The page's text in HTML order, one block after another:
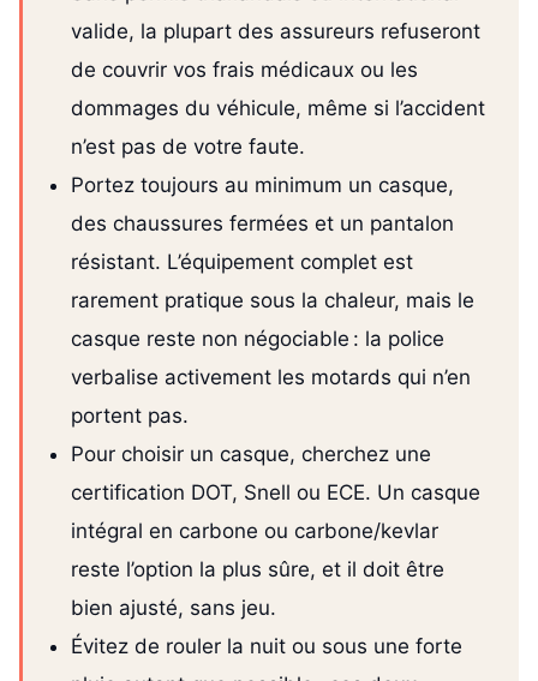
valide, la plupart des assureurs refuseront
de couvrir vos frais médicaux ou les
dommages du véhicule, même si l’accident
n’est pas de votre faute.
Portez toujours au minimum un casque,
des chaussures fermées et un pantalon
résistant. L’équipement complet est
rarement pratique sous la chaleur, mais le
casque reste non négociable : la police
verbalise activement les motards qui n’en
portent pas.
Pour choisir un casque, cherchez une
certification DOT, Snell ou ECE. Un casque
intégral en carbone ou carbone/kevlar
reste l’option la plus sûre, et il doit être
bien ajusté, sans jeu.
Évitez de rouler la nuit ou sous une forte